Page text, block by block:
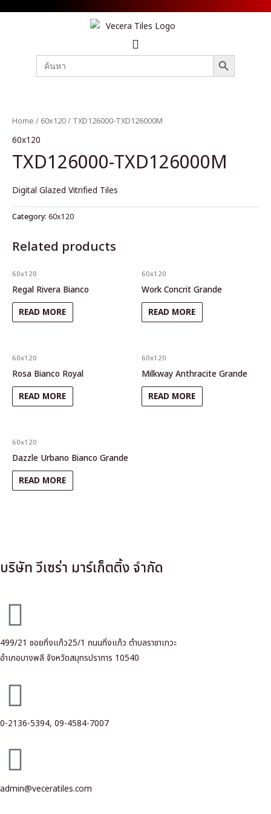
Search
for:
SEARCH BUTTON
Home / 60x120/ TXD126000-TXD126000M
60x120
TXD126000-TXD126000M
Digital Glazed Vitrified Tiles
Category: 60x120
Related products
60x120
Regal Rivera Bianco
READ MORE
60x120
Work Concrit Grande
READ MORE
60x120
Rosa Bianco Royal
READ MORE
60x120
Milkway Anthracite Grande
READ MORE
60x120
Dazzle Urbano Bianco Grande
READ MORE
บริษัท วีเซร่า มาร์เก็ตติ้ง จำกัด
499/21 ซอยกิ่งแก้ว25/1 ถนนกิ่งแก้ว ตำบลราชาเทวะ
อำเภอบางพลี จังหวัดสมุทรปราการ 10540
0-2136-5394, 09-4584-7007
admin@veceratiles.com